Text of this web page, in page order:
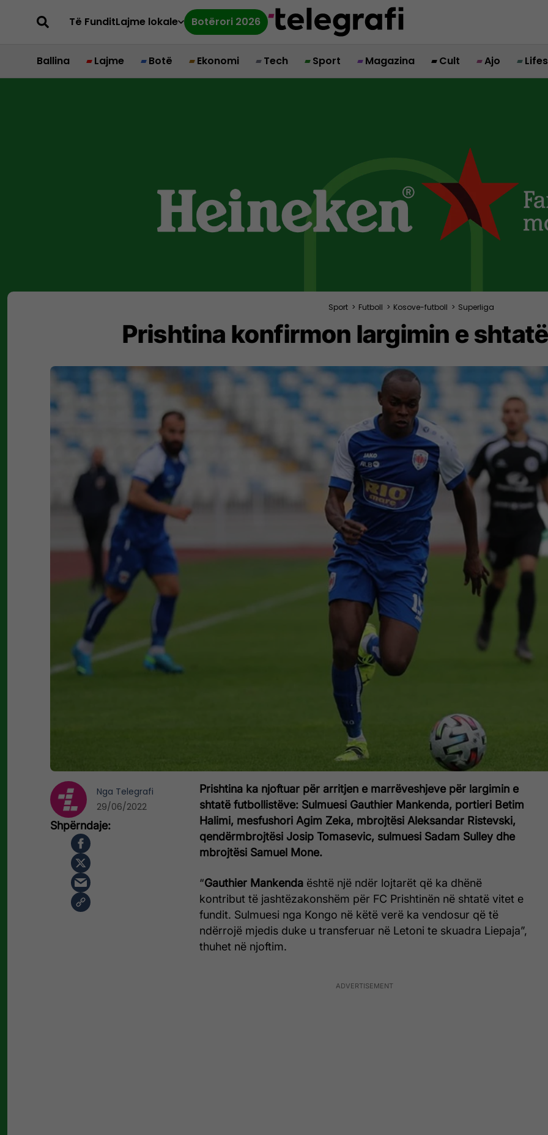
Të FunditLajme lokale Botërori 2026
Ballina Lajme Botë Ekonomi Tech Sport Magazina Cult Ajo
Sport > Futboll > Kosove-futboll > Superliga
Prishtina konfirmon largimin e
Prishtina ka njoftuar për arritjen e marrëveshjeve për largimin e
shtatë futbollistëve: Sulmuesi Gauthier Mankenda, portieri Betim
Halimi, mesfushori Agim Zeka, mbrojtësi Aleksandar Ristevski,
qendërmbrojtësi Josip Tomasevic, sulmuesi Sadam Sulley dhe
mbrojtësi Samuel Mone.
“Gauthier Mankenda është një ndër lojtarët që ka dhënë
kontribut të jashtëzakonshëm për FC Prishtinën në shtatë vitet e
fundit. Sulmuesi nga Kongo në këtë verë ka vendosur që të
ndërrojë mjedis duke u transferuar në Letoni te skuadra Liepaja”,
thuhet në njoftim.
Nga Telegrafi
29/06/2022